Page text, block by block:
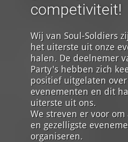
competiviteit!
Wij van Soul-Soldiers
het uiterste uit onze
halen. De deelnemer
Party's hebben zich
positief uitgelaten
evenementen en dit
uiterste uit ons.
We streven er voor
en gezelligste
organiseren.